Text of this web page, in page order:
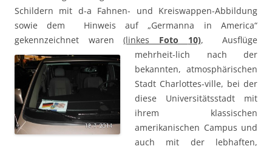
Schildern mit d-a Fahnen- und Kreiswappen-Abbildung
sowie dem Hinweis auf „Germanna in America“
gekennzeichnet waren(linkes Foto 10), Ausflüge
mehrheit-lich nach der
bekannten, atmosphärischen
Stadt Charlottes-ville, bei der
diese Universitätsstadt mit
ihrem klassischen
amerikanischen Campus und
auch mit der lebhaften,